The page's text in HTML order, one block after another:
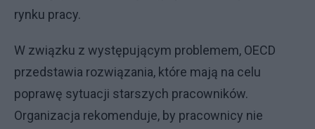
rynku pracy.
W związku z występującym problemem, OECD
przedstawia rozwiązania, które mają na celu
poprawę sytuacji starszych pracowników.
Organizacja rekomenduje, by pracownicy nie